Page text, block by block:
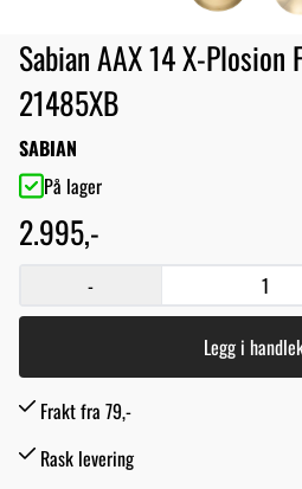
Sabian AAX 14 X-Plosion
21485XB
SABIAN
På lager
2.995,-
-
Legg i
Frakt fra 79,-
Rask levering